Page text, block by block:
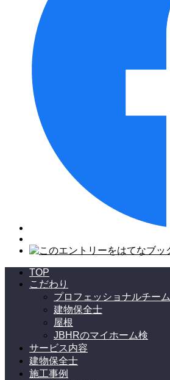
TOP
こだわり
プロフェッショナルチーム
建物保全士
屋根
JBHRのマイホーム検
サービス内容
建物保全士
施工事例